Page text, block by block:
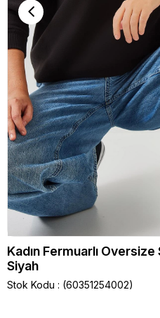
Kadın Fermuarlı
Siyah
Stok Kodu (60351254002)